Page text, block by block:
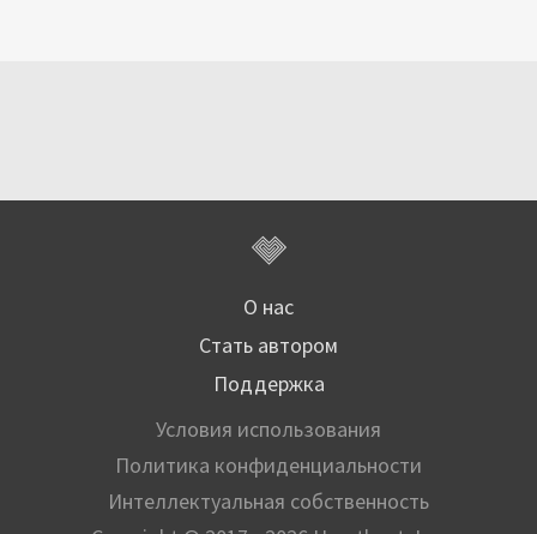
О нас
Стать автором
Поддержка
Условия использования
Политика конфиденциальности
Интеллектуальная собственность